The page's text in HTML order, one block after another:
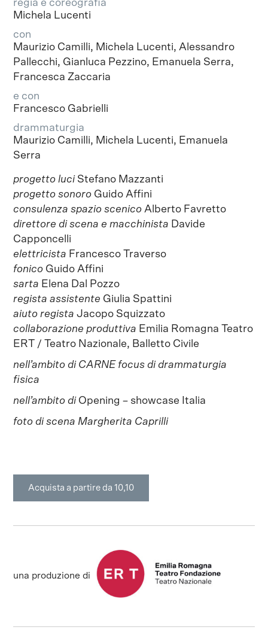
regia e coreografia
Michela Lucenti
con
Maurizio Camilli, Michela Lucenti, Alessandro
Pallecchi, Gianluca Pezzino, Emanuela Serra,
Francesca Zaccaria
e con
Francesco Gabrielli
drammaturgia
Maurizio Camilli, Michela Lucenti, Emanuela
Serra
progetto luci Stefano Mazzanti
progetto sonoro Guido Affini
consulenza spazio scenico Alberto Favretto
direttore di scena e macchinista Davide
Capponcelli
elettricista Francesco Traverso
fonico Guido Affini
sarta Elena Dal Pozzo
regista assistente Giulia Spattini
aiuto regista Jacopo Squizzato
collaborazione produttiva Emilia Romagna Teatro
ERT / Teatro Nazionale, Balletto Civile
nell’ambito di CARNE focus di drammaturgia
fisica
nell’ambito di Opening – showcase Italia
foto di scena Margherita Caprilli
Acquista a partire da 10,10
una produzione di